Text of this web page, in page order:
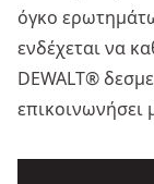
όγκο
ενδέχεται να
DEWALT®
επικοινωνήσει